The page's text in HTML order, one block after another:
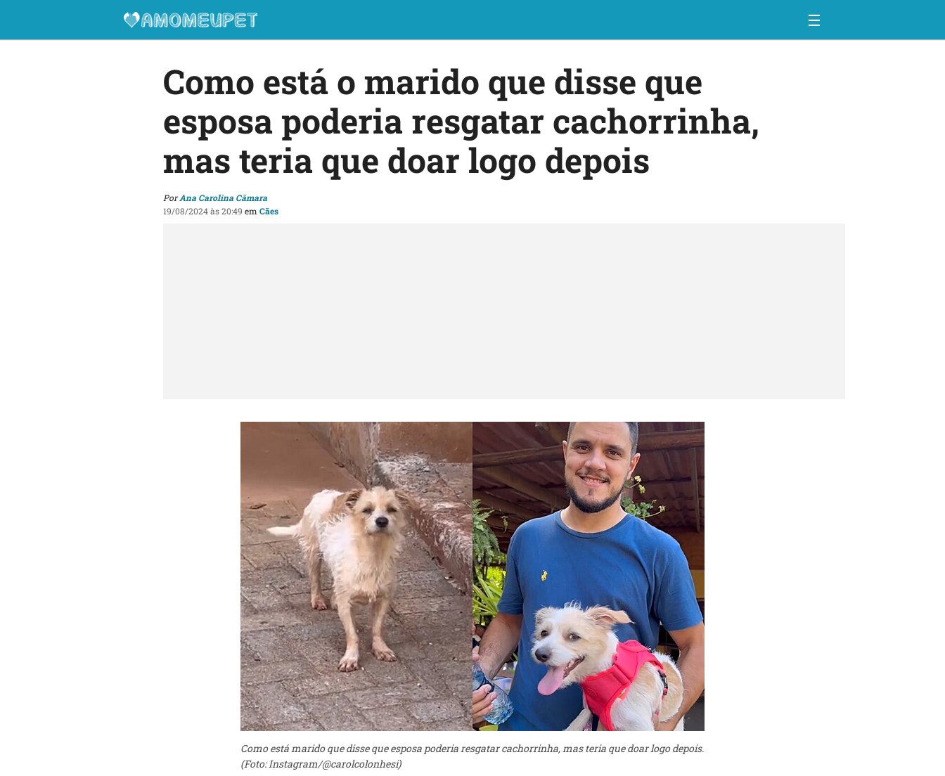
☰
Como está o marido que disse que
esposa poderia resgatar cachorrinha,
mas teria que doar logo depois
PorAna Carolina Câmara
19/08/2024 às 20:49 em Cães
Como está marido que disse que esposa poderia resgatar cachorrinha, mas teria que doar logo depois.
(Foto: Instagram/@carolcolonhesi)